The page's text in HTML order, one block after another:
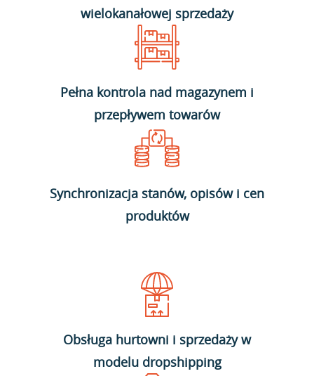
wielokanałowej sprzedaży
Pełna kontrola nad magazynem i
przepływem towarów
Synchronizacja stanów, opisów i cen
produktów
Obsługa hurtowni i sprzedaży w
modelu dropshipping